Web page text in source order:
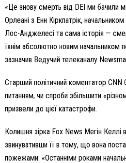
«Це знову смерть від DEI ми бачили
Орлеані з Енн Кіркпатрік,
Лос-Анджелесі та сама історія —
їхнім абсолютно новим начальником
зазначив Ведучий телеканалу
Старший політичний коментатор
питанням, чи спроби збільшити
призвели до цієї катастрофи.
Колишня зірка Fox News Мегін Келлі
звинувативши її в тому, що вона
пожежами: «Останніми роками